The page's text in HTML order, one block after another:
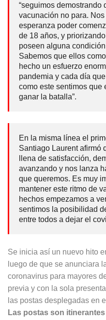
“seguimos demostrando
vacunación no para.
esperanza poder
de 18 años, y
poseen alguna
Sabemos que ellos
hecho un esfuerzo
pandemia y cada día
como este sentimos que
ganar la batalla”.
En la misma línea el
Santiago Laurent afirmó
llena de satisfacción,
avanzando y nos lanza
que queremos. Es muy
mantener este ritmo de
hechos empezamos a
sentimos la posibilidad
entre todos a dejar el
Se inicia así un nuevo hito
luego de que se anunciara
coronavirus para mayores
previa y con la sola
las postas desplegadas en
Las postas son